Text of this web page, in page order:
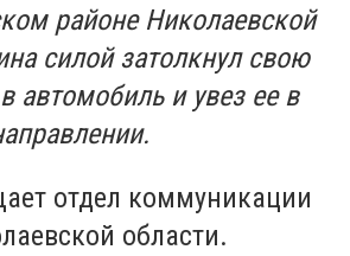
районе Николаевской
силой затолкнул свою
автомобиль и увез ее в
отдел коммуникации
области.